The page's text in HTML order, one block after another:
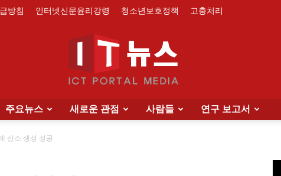
방침 인터넷신문윤리강령 청소년보호정책 고충처리
주요뉴스 새로운 관점 사람들 연구 보고서
산소 생성 성공